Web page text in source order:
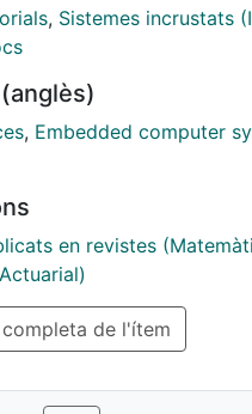
the vector space of
, Sistemes incrustats
, Embedded computer
en revistes
completa de l'ítem